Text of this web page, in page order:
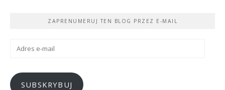
ZAPRENUMERUJ TEN BLOG PRZEZ E-MAIL
Adres
SUBSKRYBUJ